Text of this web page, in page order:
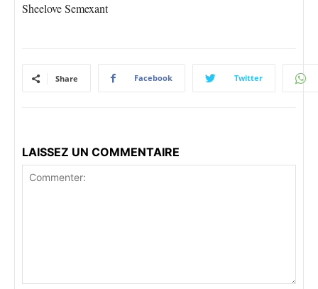
Sheelove Semexant
Share Facebook Twitter
LAISSEZ UN COMMENTAIRE